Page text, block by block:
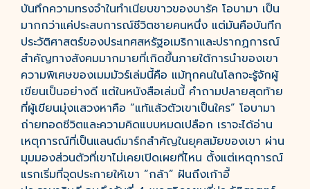
บันทึกความทรงจำในทำเนียบขาวของบารัค โอบามา เป็น
มากกว่าแค่ประสบการณ์ชีวิตชายคนหนึ่ง แต่มันคือบันทึก
ประวัติศาสตร์ของประเทศสหรัฐอเมริกาและปรากฏการณ์
สำคัญทางสังคมมากมายที่เกิดขึ้นภายใต้การนำของเขา
ความพิเศษของเมมมัวร์เล่มนี้คือ แม้ทุกคนในโลกจะรู้จักผู้
เขียนเป็นอย่างดี แต่ในหนังสือเล่มนี้ คำถามปลายสุดท้าย
ที่ผู้เขียนมุ่งแสวงหาคือ “แท้แล้วตัวเขาเป็นใคร” โอบามา
ถ่ายทอดชีวิตและความคิดแบบหมดเปลือก เราจะได้อ่าน
เหตุการณ์ที่เป็นแลนด์มาร์กสำคัญในยุคสมัยของเขา ผ่าน
มุมมองส่วนตัวที่เขาไม่เคยเปิดเผยที่ไหน ตั้งแต่เหตุการณ์
แรกเริ่มที่จุดประกายให้เขา “กล้า” ฝันถึงเก้าอี้